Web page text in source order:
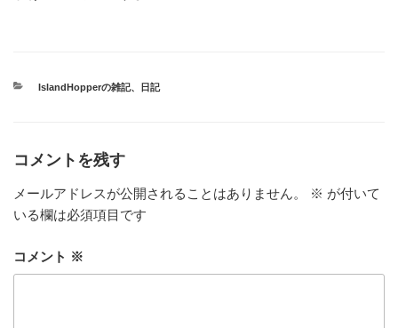
カ
IslandHopperの雑記、 日記
コメントを残す
メールアドレスが公開されることはありません。 ※ が付いて
いる欄は必須項目です
コメント ※